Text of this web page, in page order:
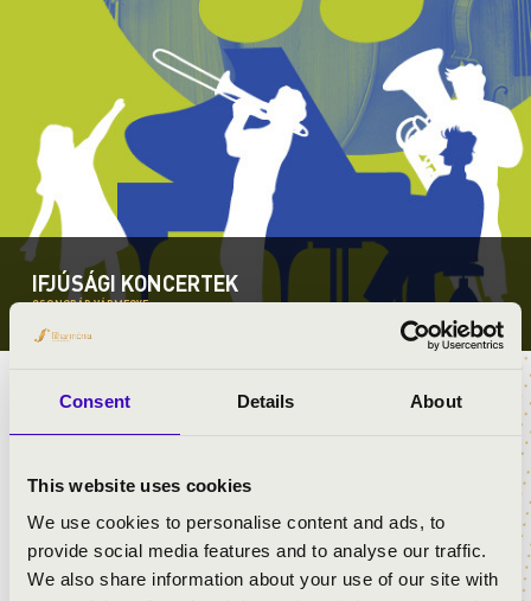
Consent Details About
This website uses cookies
We use cookies to personalise content and ads, to
provide social media features and to analyse our traffic.
We also share information about your use of our site with
IFJÚSÁGI KONCERTEK
CSONGRÁD VÁRMEGYE
Megyei koncert lista
Szeged
#zeneóra ifjúsági kiajánló I.